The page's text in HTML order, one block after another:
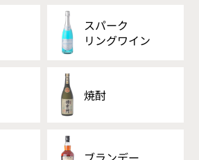
スパーク
リングワイン
焼酎